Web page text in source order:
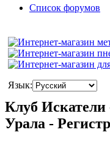
Список форумов
Язык:
Клуб
Урала -